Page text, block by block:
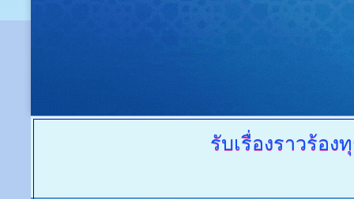
รับเรื่องราวร้อง